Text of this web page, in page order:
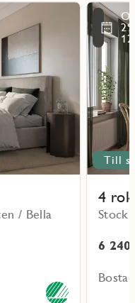
/ Bella
Till
4
6
Läs
mer
om
objekt
31104